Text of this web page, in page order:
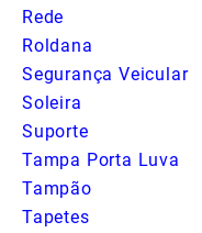
Rede
Roldana
Segurança Veicular
Soleira
Suporte
Tampa Porta Luva
Tampão
Tapetes